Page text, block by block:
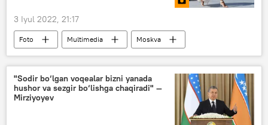
3 Iyul 2022, 21:17
Foto Multimedia Moskva
"Sodir bo‘lgan voqealar bizni yanada
hushor va sezgir bo‘lishga chaqiradi" —
Mirziyoyev